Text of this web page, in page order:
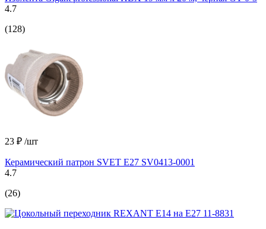
4.7
(128)
23 ₽ /шт
Керамический патрон SVET Е27 SV0413-0001
4.7
(26)